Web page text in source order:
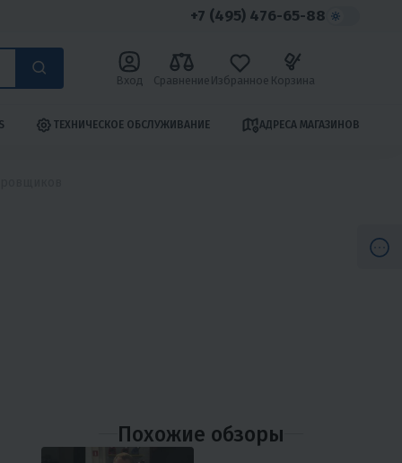
+7 (495) 476-65-88
Вход Сравнение Избранное Корзина
ТЕХНИЧЕСКОЕ ОБСЛУЖИВАНИЕ АДРЕСА МАГАЗИНОВ
Похожие обзоры